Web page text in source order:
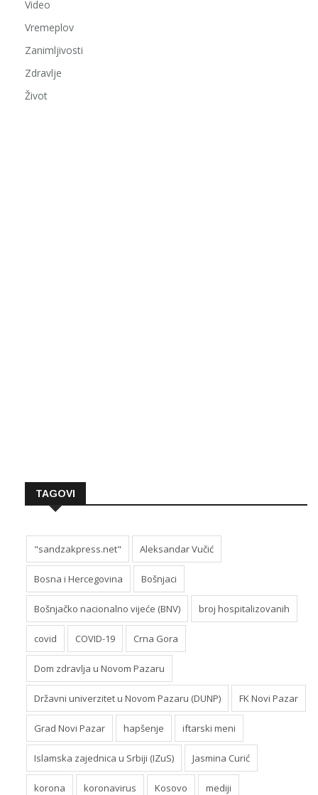
Video
Vremeplov
Zanimljivosti
Zdravlje
Život
TAGOVI
"sandzakpress.net" Aleksandar Vučić
Bosna i Hercegovina Bošnjaci
Bošnjačko nacionalno vijeće (BNV) broj hospitalizovanih
covid COVID-19 Crna Gora
Dom zdravlja u Novom Pazaru
Državni univerzitet u Novom Pazaru (DUNP) FK Novi Pazar
Grad Novi Pazar hapšenje iftarski meni
Islamska zajednica u Srbiji (IZuS) Jasmina Curić
korona koronavirus Kosovo mediji